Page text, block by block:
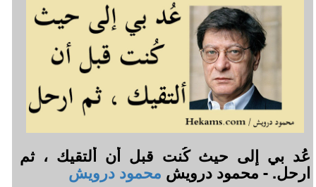
عُد بي إلى حيث كُنت قبل أن ألتقيك ، ثم
ارحل. - محمود درويش محمود درويش